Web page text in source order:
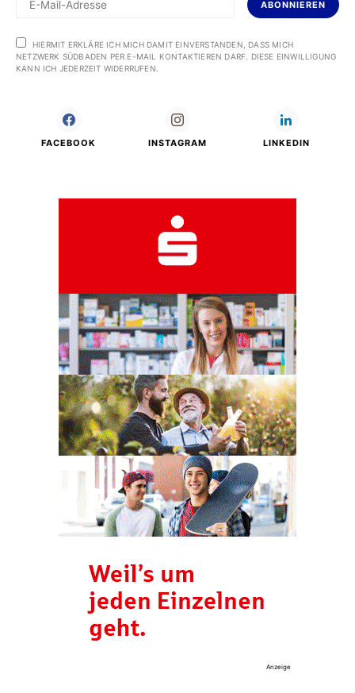
ABONNIEREN
HIERMIT ERKLÄRE ICH MICH DAMIT EINVERSTANDEN, DASS MICH
NETZWERK SÜDBADEN PER E-MAIL KONTAKTIEREN DARF. DIESE EINWILLIGUNG
KANN ICH JEDERZEIT WIDERRUFEN.
FACEBOOK INSTAGRAM LINKEDIN
Anzeige